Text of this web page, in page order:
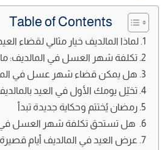
Table of Contents
لماذا المالديف خيار مثالي لقضاء
تكلفة شهر العسل في المالديف:
هل يمكن قضاء شهر عسل في
تخيّل يومك الأول في العيد
رمضان يُختتم وحكاية جديدة تبدأ
هل تستحق تكلفة شهر العسل في
عرض العيد في المالديف أيام